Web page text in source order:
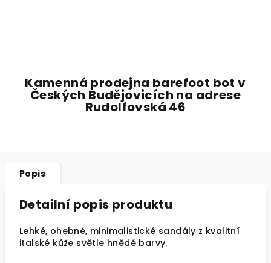
Kamenná prodejna barefoot bot v
Českých Budějovicích na adrese
Rudolfovská 46
Popis
Detailní popis produktu
Lehké, ohebné, minimalistické sandály z kvalitní
italské kůže světle hnědé barvy.